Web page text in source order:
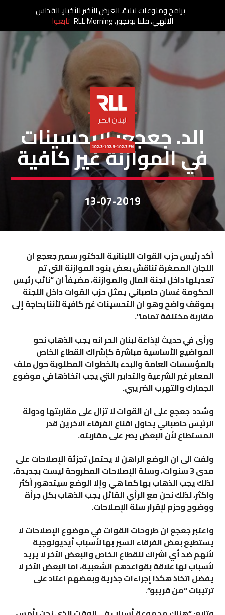
خاص لبنان الحر
الد. جعجع: التحسينات
في الموازنة غير كافية
13-07-2019
أكد رئيس حزب القوات اللبنانية الدكتور سمير جعجع ان
اللجان المصغرة تناقش بعض بنود الموازنة التي تم
تعديلها داخل لجنة المال والموازنة، مضيفاً ان “نائب رئيس
الحكومة غسان حاصباني يمثل حزب القوات داخل اللجنة
بموقف واضح وهو ان التحسينات غير كافية لأننا بحاجة إلى
مقاربة مختلفة تماماً”.
ورأى في حديثلإذاعة لبنان الحر انه يجب الذهاب نحو
المواضيع الأساسية مباشرة كإشراك القطاع الخاص
بالمؤسسات العامة والبدء بالخطوات المطلوبة حول ملف
المعابر غير الشرعية والتدابير التي يجب اتخاذها في موضوع
الجمارك والتهرب الضريبي.
وشدد جعجع على ان القوات لا تزال على مقاربتها ودولة
الرئيس حاصباني يحاول اقناع الفرقاء الاخرين قدر
المستطاع لأن البعض يصر على مقاربته.
ولفت الى ان الوضع الراهن لا يحتمل تجزئة الإصلاحات على
مدى 3 سنوات، وسلة الإصلاحات المطروحة ليست بجديدة،
لذلك يجب الذهاب بها كما هي وإلا الوضع سيتدهور أكثر
واكثر، لذلك نحن مع الرأي القائل يجب الذهاب بكل جرأة
ووضوح وحزم لإقرار سلة الإصلاحات.
واعتبر جعجع ان طروحات القوات في موضوع الإصلاحات لا
يستطيع بعض الفرقاء السير بها لأسباب أيديولوجية
لأنهم ضد أي اشراك للقطاع الخاص والبعض الآخر لا يريد
لأسباب لها علاقة بقواعدهم الشعبية، اما البعض الآخر لا
يفضل اتخاذ هكذا إجراءات جذرية وبعضهم اعتاد على
ترتيبات “من قريبو”.
برامج ومنوعات ليلية، العرض الأخير للأخبار، القداس
الالهي، قلنا بونجور، RLL Morning تابعوا